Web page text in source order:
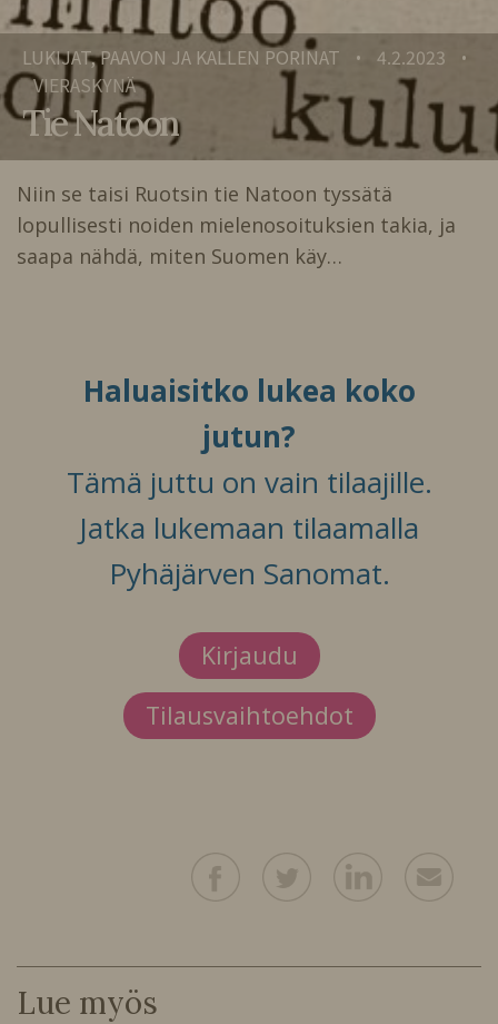
LUKIJAT, PAAVON JA KALLEN PORINAT • 4.2.2023 •
VIERASKYNÄ
Tie Natoon
Niin se taisi Ruotsin tie Natoon tyssätä
lopullisesti noiden mielenosoituksien takia, ja
saapa nähdä, miten Suomen käy…
Haluaisitko lukea koko
jutun?
Tämä juttu on vain tilaajille.
Jatka lukemaan tilaamalla
Pyhäjärven Sanomat.
Kirjaudu
Tilausvaihtoehdot
Lue myös